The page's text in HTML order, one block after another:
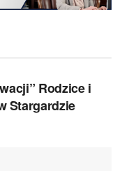
Rodzice i
Stargardzie